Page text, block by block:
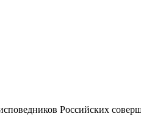
Российских